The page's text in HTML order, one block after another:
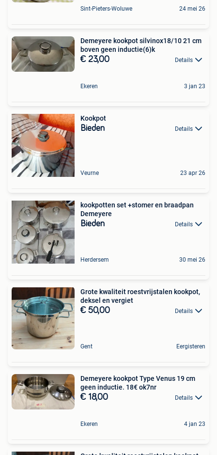
Sint-Pieters-Woluwe 24 mei 26
Demeyere kookpot silvinox18/10 21 cm
boven geen inductie(6)k
€ 23,00 Details
Ekeren 3 jan 23
Kookpot
Bieden Details
Veurne 23 apr 26
kookpotten set +stomer en braadpan
Demeyere
Bieden Details
Herdersem 30 mei 26
Grote kwaliteit roestvrijstalen kookpot,
deksel en vergiet
€ 50,00 Details
Gent Eergisteren
Demeyere kookpot Type Venus 19 cm
geen inductie. 18€ ok7nr
€ 18,00 Details
Ekeren 4 jan 23